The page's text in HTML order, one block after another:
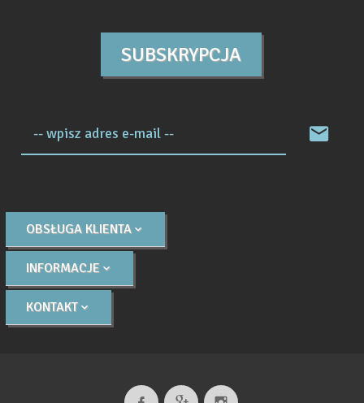
SUBSKRYPCJA
-- wpisz adres e-mail --
OBSŁUGA KLIENTA
INFORMACJE
KONTAKT